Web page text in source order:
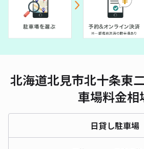
北海道北見市北十条東
車場料金相
日貸し駐車場